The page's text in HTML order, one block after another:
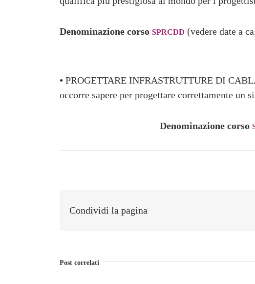
Denominazione corso SPRCDD (vedere date a
• PROGETTARE INFRASTRUTTURE DI
occorre sapere per progettare correttamente un
Denominazione corso
Condividi la pagina
Post correlati